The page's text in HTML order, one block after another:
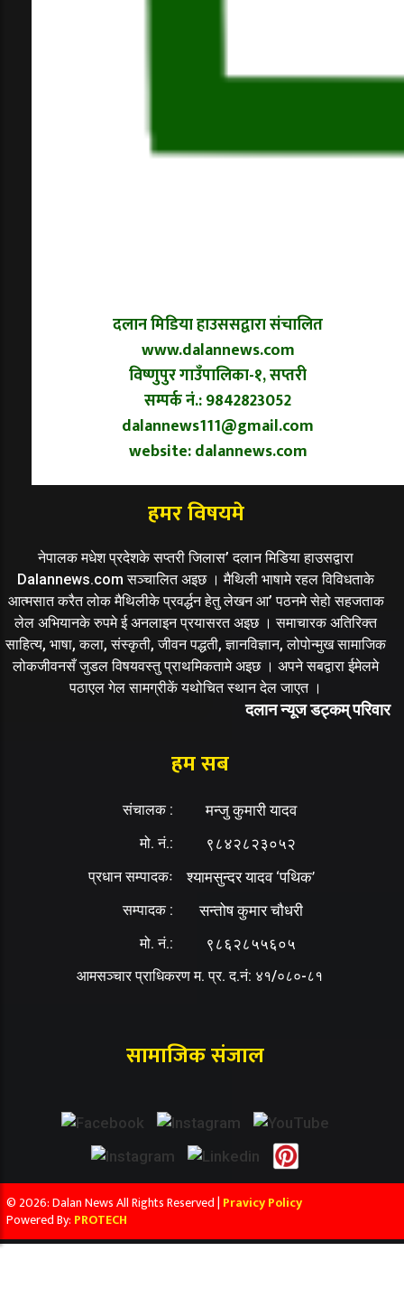
दलान मिडिया हाउससद्वारा संचालित
www.dalannews.com
विष्णुपुर गाउँपालिका-१, सप्तरी
सम्पर्क नं.: 9842823052
dalannews111@gmail.com
website: dalannews.com
हमर विषयमे
नेपालक मधेश प्रदेशके सप्तरी जिलास’ दलान मिडिया हाउसद्वारा
Dalannews.com सञ्चालित अइछ । मैथिली भाषामे रहल विविधताके
आत्मसात करैत लोक मैथिलीके प्रवर्द्धन हेतु लेखन आ’ पठनमे सेहो सहजताक
लेल अभियानके रुपमे ई अनलाइन प्रयासरत अइछ । समाचारक अतिरिक्त
साहित्य, भाषा, कला, संस्कृती, जीवन पद्धती, ज्ञानविज्ञान, लोपोन्मुख सामाजिक
लोकजीवनसँ जुडल विषयवस्तु प्राथमिकतामे अइछ । अपने सबद्वारा ईमेलमे
पठाएल गेल सामग्रीकें यथोचित स्थान देल जाएत ।
दलान न्यूज डट्कम् परिवार
हम सब
संचालक : मन्जु कुमारी यादव
मो. नं.: ९८४२८२३०५२
प्रधान सम्पादकः श्यामसुन्दर यादव ‘पथिक’
सम्पादक : सन्तोष कुमार चौधरी
मो. नं.: ९८६२८५५६०५
आमसञ्चार प्राधिकरण म. प्र. द.नं: ४१/०८०-८१
सामाजिक संजाल
© 2026: Dalan News All Rights Reserved | Pravicy Policy
Powered By: PROTECH